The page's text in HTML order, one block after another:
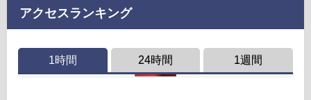
アクセスランキング
1時間 24時間 1週間